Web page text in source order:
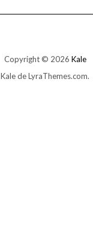
Copyright © 2026 Kale
Kalede LyraThemes.com.